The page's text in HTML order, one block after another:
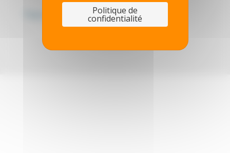
Politique de
confidentialité